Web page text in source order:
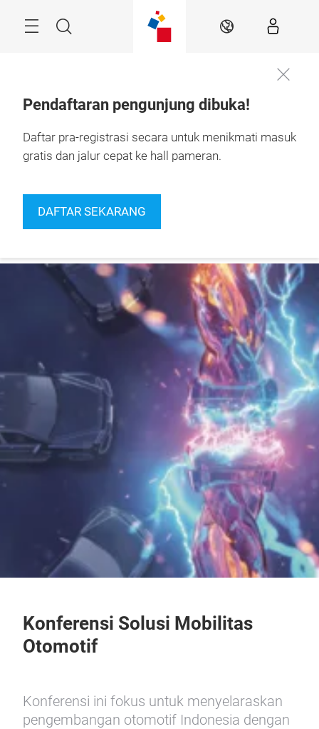
NavigationSearch IN
Pendaftaran pengunjung dibuka!
Daftar pra-registrasi secara untuk menikmati masuk
gratis dan jalur cepat ke hall pameran.
DAFTAR SEKARANG
2026
Jakarta, Indonesia
Daftar
Konferensi Solusi Mobilitas
Otomotif
Konferensi ini fokus untuk menyelaraskan
pengembangan otomotif Indonesia dengan